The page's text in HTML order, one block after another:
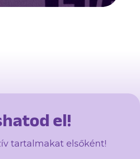
el!
tartalmakat elsőként!